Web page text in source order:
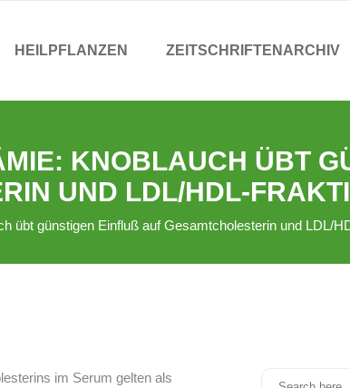
HEILPFLANZEN ZEITSCHRIFTENARCHIV
KNOBLAUCH ÜBT
UND LDL/HDL-
übt günstigen Einfluß auf Gesamtcholesterin und LDL/
im Serum gelten als